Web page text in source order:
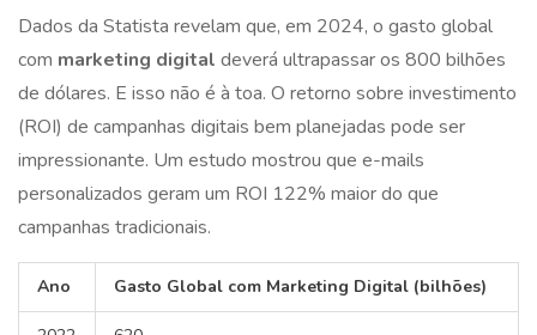
Dados da Statista revelam que, em 2024, o gasto global
com marketing digital deverá ultrapassar os 800 bilhões
de dólares. E isso não é à toa. O retorno sobre investimento
(ROI) de campanhas digitais bem planejadas pode ser
impressionante. Um estudo mostrou que e-mails
personalizados geram um ROI 122% maior do que
campanhas tradicionais.
Ano Gasto Global com Marketing Digital (bilhões)